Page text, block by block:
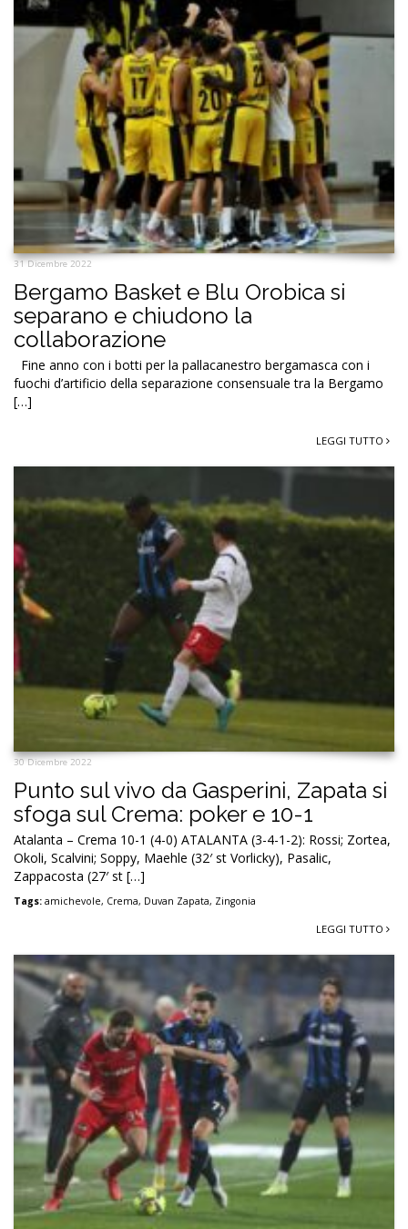
31 Dicembre 2022
Bergamo Basket e Blu Orobica si
separano e chiudono la
collaborazione
Fine anno con i botti per la pallacanestro bergamasca con i
fuochi d’artificio della separazione consensuale tra la Bergamo
[…]
LEGGI TUTTO
30 Dicembre 2022
Punto sul vivo da Gasperini, Zapata si
sfoga sul Crema: poker e 10-1
Atalanta – Crema 10-1 (4-0) ATALANTA (3-4-1-2): Rossi; Zortea,
Okoli, Scalvini; Soppy, Maehle (32′ st Vorlicky), Pasalic,
Zappacosta (27′ st […]
Tags: amichevole, Crema, Duvan Zapata, Zingonia
LEGGI TUTTO